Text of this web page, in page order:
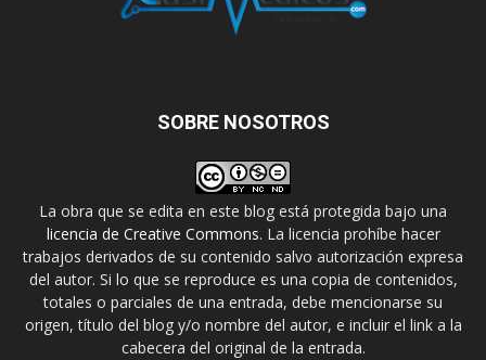
SOBRE NOSOTROS
La obra que se edita en este blog está protegida bajo una
licencia de Creative Commons. La licencia prohíbe hacer
trabajos derivados de su contenido salvo autorización expresa
del autor. Si lo que se reproduce es una copia de contenidos,
totales o parciales de una entrada, debe mencionarse su
origen, título del blog y/o nombre del autor, e incluir el link a la
cabecera del original de la entrada.